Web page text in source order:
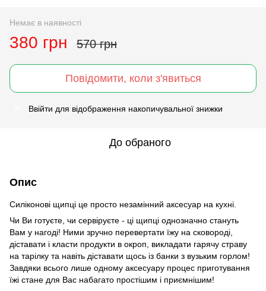
Немає в наявності
380 грн 570 грн
Повідомити, коли з'явиться
Ввійти для відображення накопичувальної знижки
До обраного
Опис
Силіконові щипці це просто незамінний аксесуар на кухні.
Чи Ви готуєте, чи сервіруєте - ці щипці однозначно стануть
Вам у нагоді! Ними зручно перевертати їжу на сковороді,
діставати і класти продукти в окроп, викладати гарячу страву
на тарілку та навіть діставати щось із банки з вузьким горлом!
Завдяки всього лише одному аксесуару процес приготування
їжі стане для Вас набагато простішим і приємнішим!